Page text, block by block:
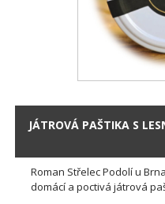
JÁTROVÁ PAŠTIKA S
Roman Střelec Podolí u
domácí a poctivá játrová